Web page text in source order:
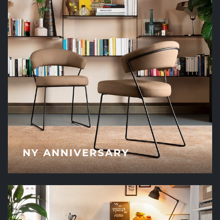
NY ANNIVERSARY